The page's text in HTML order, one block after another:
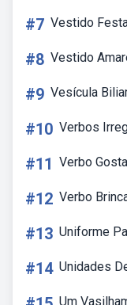
#7 Vestido
#8 Vestido
#9 Vesícula
#10 Verbos
#11 Verbo
#12 Verbo
#13 Uniforme
#14 Unidades
Um